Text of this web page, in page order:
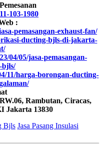
103-1980
:
pemasangan-exhaust-fan/
ducting-bjls-di-jakarta-
04/05/jasa-pemasangan-
bjls/
11/harga-borongan-ducting-
Rambutan, Ciracas,
Jakarta 13830
Bjls Jasa Pasang Insulasi